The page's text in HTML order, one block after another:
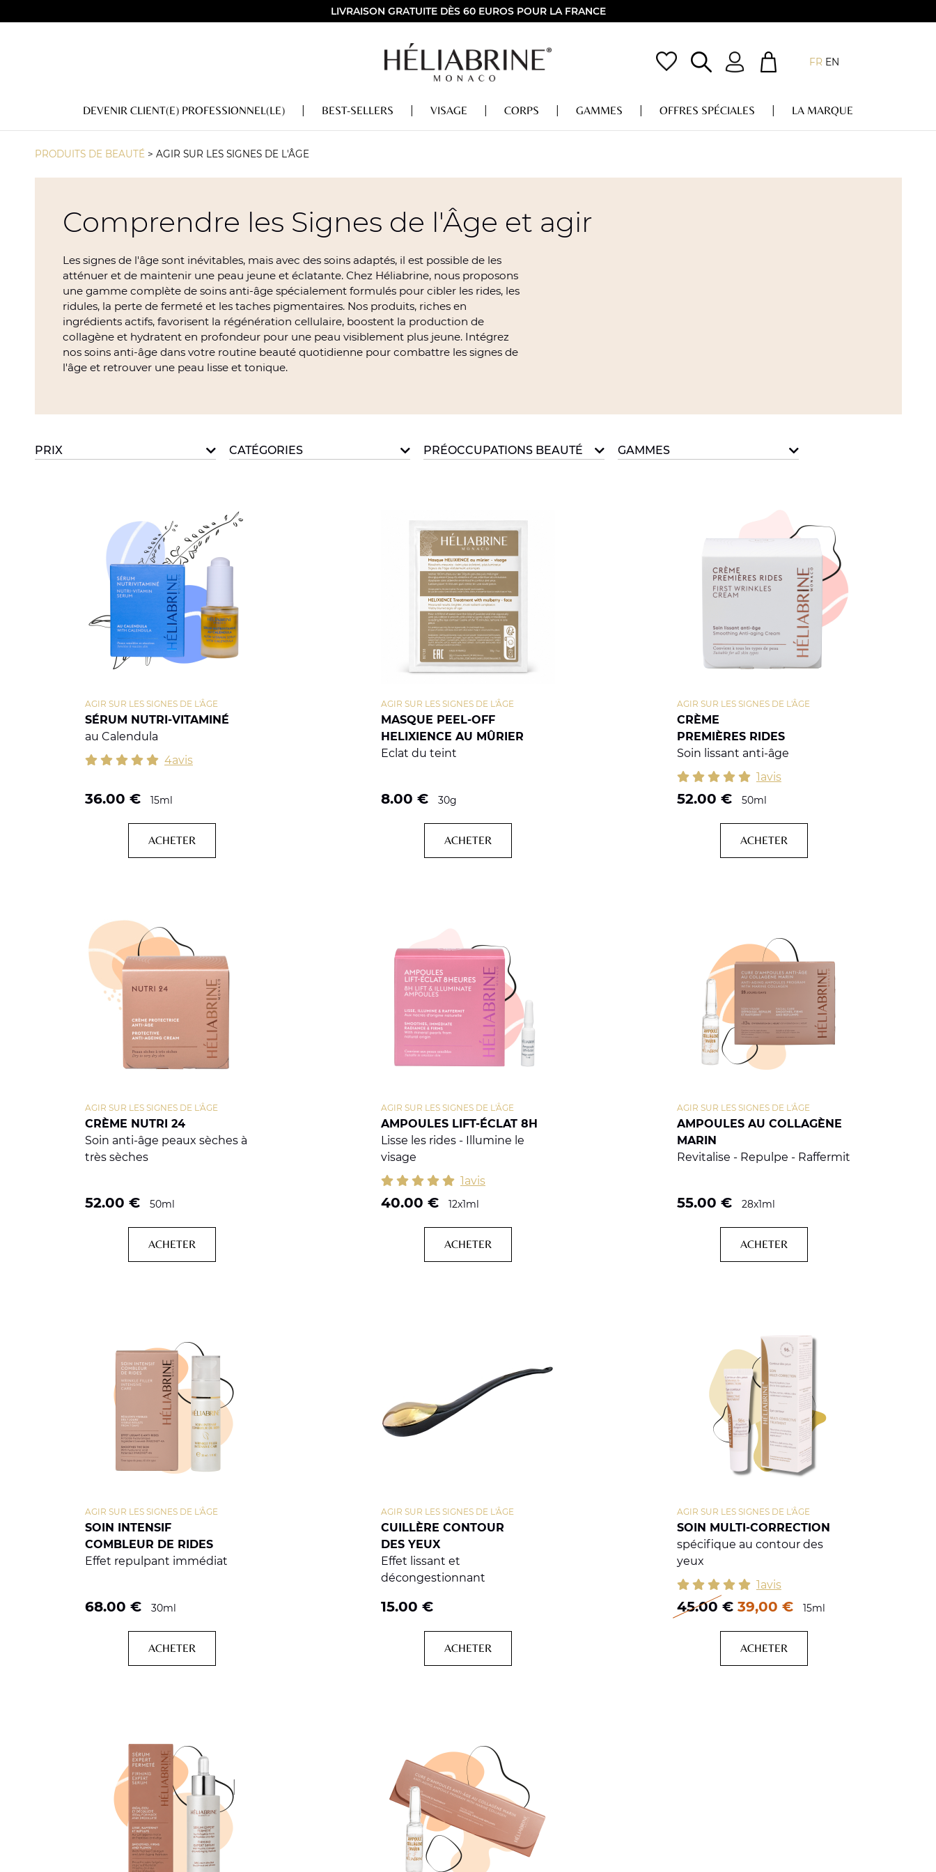
LIVRAISON GRATUITE DÈS 60 EUROS POUR LA FRANCE
FR EN
DEVENIR CLIENT(E) PROFESSIONNEL(LE) BEST-SELLERS VISAGE CORPS GAMMES OFFRES SPÉCIALES LA MARQUE
PRODUITS DE BEAUTÉ > AGIR SUR LES SIGNES DE L'ÂGE
Comprendre les Signes de l'Âge et agir
Les signes de l'âge sont inévitables, mais avec des soins adaptés, il est possible de les
atténuer et de maintenir une peau jeune et éclatante. Chez Héliabrine, nous proposons
une gamme complète de soins anti-âge spécialement formulés pour cibler les rides, les
ridules, la perte de fermeté et les taches pigmentaires. Nos produits, riches en
ingrédients actifs, favorisent la régénération cellulaire, boostent la production de
collagène et hydratent en profondeur pour une peau visiblement plus jeune. Intégrez
nos soins anti-âge dans votre routine beauté quotidienne pour combattre les signes de
l'âge et retrouver une peau lisse et tonique.
PRIX CATÉGORIES PRÉOCCUPATIONS BEAUTÉ GAMMES
SÉRUM NUTRI-VITAMINÉ
AGIR SUR LES SIGNES DE L'ÂGE
au Calendula
4avis
36.00 € 15ml
ACHETER
MASQUE PEEL-OFF
HELIXIENCE AU MÛRIER
AGIR SUR LES SIGNES DE L'ÂGE
Eclat du teint
8.00 € 30g
ACHETER
CRÈME
PREMIÈRES RIDES
AGIR SUR LES SIGNES DE L'ÂGE
Soin lissant anti-âge
1avis
52.00 € 50ml
ACHETER
CRÈME NUTRI 24
AGIR SUR LES SIGNES DE L'ÂGE
Soin anti-âge peaux sèches à
très sèches
52.00 € 50ml
ACHETER
AMPOULES LIFT-ÉCLAT 8H
AGIR SUR LES SIGNES DE L'ÂGE
Lisse les rides - Illumine le
visage
1avis
40.00 € 12x1ml
ACHETER
AMPOULES AU COLLAGÈNE
MARIN
AGIR SUR LES SIGNES DE L'ÂGE
Revitalise - Repulpe - Raffermit
55.00 € 28x1ml
ACHETER
SOIN INTENSIF
COMBLEUR DE RIDES
AGIR SUR LES SIGNES DE L'ÂGE
Effet repulpant immédiat
68.00 € 30ml
ACHETER
CUILLÈRE CONTOUR
DES YEUX
AGIR SUR LES SIGNES DE L'ÂGE
Effet lissant et
décongestionnant
15.00 €
ACHETER
SOIN MULTI-CORRECTION
AGIR SUR LES SIGNES DE L'ÂGE
spécifique au contour des
yeux
1avis
45.00 € 39,00 € 15ml
ACHETER